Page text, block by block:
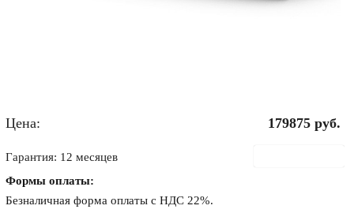
Цена: 179875 руб.
Гарантия: 12 месяцев
Формы оплаты:
Безналичная форма оплаты с НДС 22%.